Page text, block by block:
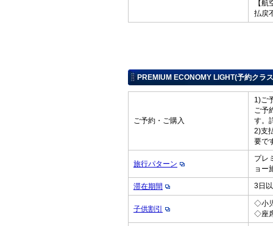
【
払戻
PREMIUM ECONOMY LIGHT(予約クラ
ご予約・ご購入
1)ご
ご予
す。
2)支
要で
旅行パターン
プレ
ョー
滞在期間 3日
子供割引
◇小
◇座